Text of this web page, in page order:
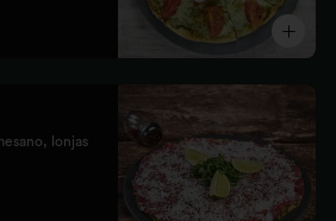
lonjas